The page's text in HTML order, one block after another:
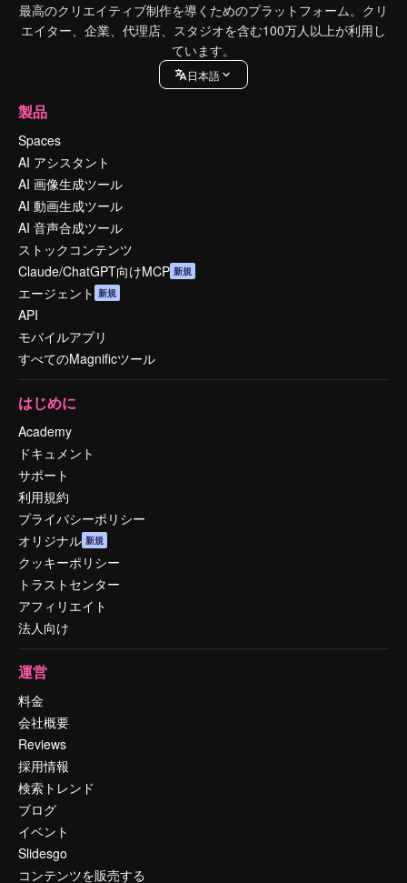
最高のクリエイティブ制作を導くためのプラットフォーム。クリ
エイター、企業、代理店、スタジオを含む100万人以上が利用し
ています。
日本語
製品
Spaces
AI アシスタント
AI 画像生成ツール
AI 動画生成ツール
AI 音声合成ツール
ストックコンテンツ
Claude/ChatGPT向けMCP 新規
エージェント 新規
API
モバイルアプリ
すべてのMagnificツール
はじめに
Academy
ドキュメント
サポート
利用規約
プライバシーポリシー
オリジナル 新規
クッキーポリシー
トラストセンター
アフィリエイト
法人向け
運営
料金
会社概要
Reviews
採用情報
検索トレンド
ブログ
イベント
Slidesgo
コンテンツを販売する